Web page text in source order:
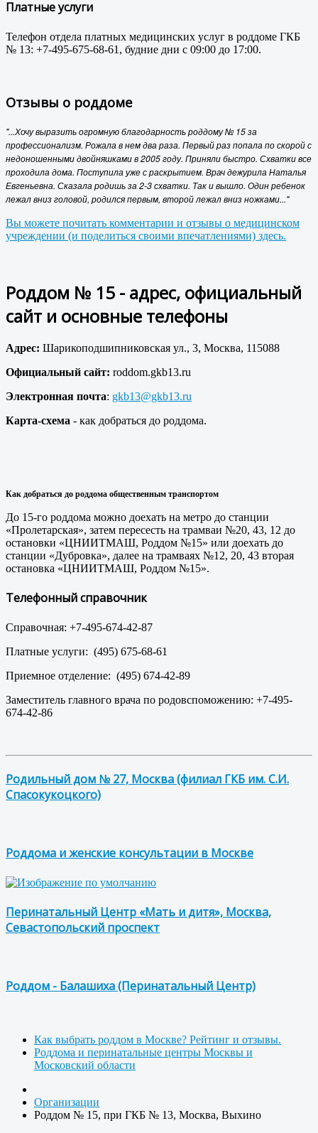
Платные услуги
Телефон отдела платных медицинских услуг в роддоме ГКБ
№ 13: +7-495-675-68-61, будние дни с 09:00 до 17:00.
Отзывы о роддоме
"...Хочу выразить огромную благодарность роддому № 15 за
профессионализм. Рожала в нем два раза. Первый раз попала по скорой с
недоношенными двойняшками в 2005 году. Приняли быстро. Схватки все
проходила дома. Поступила уже с раскрытием. Врач дежурила Наталья
Евгеньевна. Сказала родишь за 2-3 схватки. Так и вышло. Один ребенок
лежал вниз головой, родился первым, второй лежал вниз ножками..."
Вы можете почитать комментарии и отзывы о медицинском
учреждении (и поделиться своими впечатлениями) здесь.
Роддом № 15 - адрес, официальный
сайт и основные телефоны
Адрес: Шарикоподшипниковская ул., 3, Москва, 115088
Официальный сайт: roddom.gkb13.ru
Электронная почта: gkb13@gkb13.ru
Карта-схема - как добраться до роддома.
Как добраться до роддома общественным транспортом
До 15-го роддома можно доехать на метро до станции
«Пролетарская», затем пересесть на трамваи №20, 43, 12 до
остановки «ЦНИИТМАШ, Роддом №15» или доехать до
станции «Дубровка», далее на трамваях №12, 20, 43 вторая
остановка «ЦНИИТМАШ, Роддом №15».
Телефонный справочник
Справочная: +7-495-674-42-87
Платные услуги: (495) 675-68-61
Приемное отделение: (495) 674-42-89
Заместитель главного врача по родовспоможению: +7-495-
674-42-86
Родильный дом № 27, Москва (филиал ГКБ им. С.И.
Спасокукоцкого)
Роддома и женские консультации в Москве
Перинатальный Центр «Мать и дитя», Москва,
Севастопольский проспект
Роддом - Балашиха (Перинатальный Центр)
Как выбрать роддом в Москве? Рейтинг и отзывы.
Роддома и перинатальные центры Москвы и
Московский области
Организации
Роддом № 15, при ГКБ № 13, Москва, Выхино